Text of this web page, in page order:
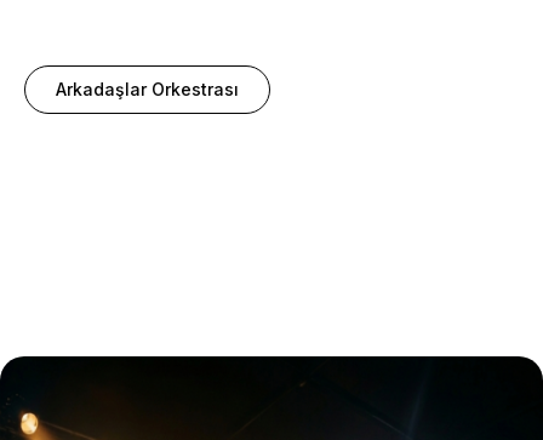
Arkadaşlar Orkestrası